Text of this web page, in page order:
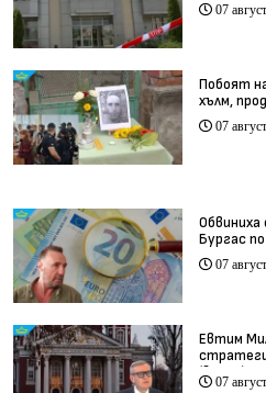
07
Побоят
хълм,
07
Обвиниха
Бургас
07
Евтим
(видео)
07